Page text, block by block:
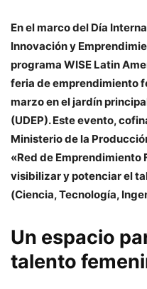
En el marco del Día
Innovación y
programa WISE Latin
feria de emprendimiento
marzo en el jardín
(UDEP). Este evento,
Ministerio de la
«Red de Emprendimiento
visibilizar y potenciar el
(Ciencia, Tecnología,
Un espacio
talento